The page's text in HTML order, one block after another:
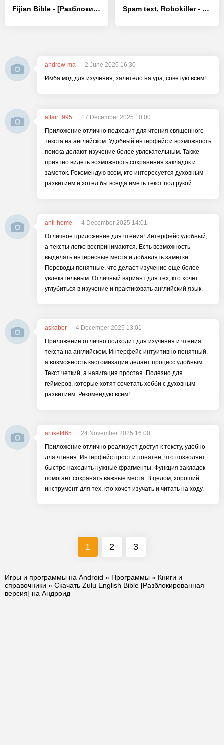
Fijian Bible - [Разблокированная версия] Spam text, Robokiller - Key
andrew-ma
2 June 2026 16:30
Имба мод для изучения, залетело на ура, советую всем!
altair1995
17 December 2025 10:00
Приложение отлично подходит для чтения священного
текста на английском. Удобный интерфейс и возможность
поиска делают изучение более увлекательным. Также
приятно видеть возможность сохранения закладок и
заметок. Рекомендую всем, кто интересуется духовным
развитием и хотел бы всегда иметь текст под рукой.
anti-home
4 December 2025 14:01
Отличное приложение для чтения! Интерфейс удобный,
а тексты легко воспринимаются. Есть возможность
выделять интересные места и добавлять заметки.
Переводы понятные, что делает изучение еще более
увлекательным. Отличный вариант для тех, кто хочет
углубиться в изучение и практиковать английский язык.
askaber
4 December 2025 13:01
Приложение отлично подходит для изучения и чтения
текста на английском. Интерфейс интуитивно понятный,
а возможность кастомизации делает процесс удобным.
Текст четкий, а навигация простая. Полезно для
геймеров, которые хотят сочетать хобби с духовным
развитием. Рекомендую всем!
artiket465
24 November 2025 16:00
Приложение отлично реализует доступ к тексту, удобно
для чтения. Интерфейс прост и понятен, что позволяет
быстро находить нужные фрагменты. Функция закладок
помогает сохранять важные места. В целом, хороший
инструмент для тех, кто хочет изучать и читать на ходу.
1 2 3
Игры и программы на Android » Программы » Книги и
справочники » Скачать Zulu English Bible [Разблокированная
версия] на Андроид